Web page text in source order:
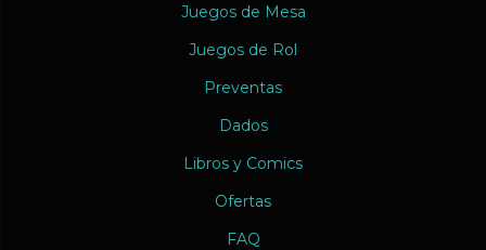
Juegos de Mesa
Juegos de Rol
Preventas
Dados
Libros y Comics
Ofertas
FAQ